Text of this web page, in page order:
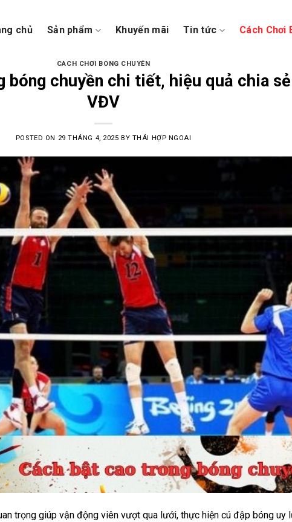
chủ Sản phẩm Khuyến mãi Tin tức Cách Chơi
CÁCH CHƠI BÓNG CHUYỀN
bóng chuyền chi tiết, hiệu quả chia
VĐV
POSTED ON 29 THÁNG 4, 2025 BY THÁI HỢP NGOAI
trọng giúp vận động viên vượt qua lưới, thực hiện cú đập bóng uy